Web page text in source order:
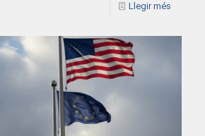
Llegir més